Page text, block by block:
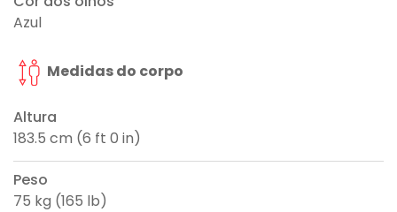
Azul
Medidas do corpo
Altura
183.5 cm (6 ft 0 in)
Peso
75 kg (165 lb)